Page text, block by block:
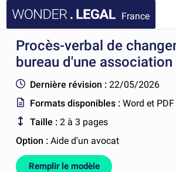
France
ACCUEIL
FAQ
MON COMPTE
Procès-verbal de
bureau d'une association
Dernière révision : 22/05/2026
Formats disponibles :Word et PDF
Taille : 2 à 3 pages
Option :Aide d'un avocat
Remplir le modèle